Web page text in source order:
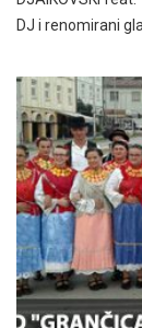
DJ i renomirani